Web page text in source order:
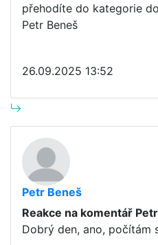
přehodíte do kategorie
Petr Beneš
26.09.2025 13:52
Petr Beneš
Reakce na komentář
Dobrý den, ano, počítám